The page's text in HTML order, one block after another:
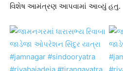
વિશેષ આમંત્રણ આપવામાં આવ્યું હતુ.